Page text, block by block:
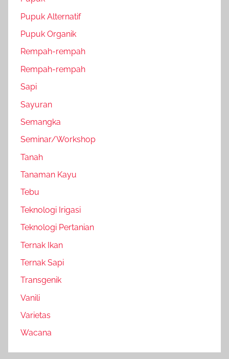
Pupuk Alternatif
Pupuk Organik
Rempah-rempah
Rempah-rempah
Sapi
Sayuran
Semangka
Seminar/Workshop
Tanah
Tanaman Kayu
Tebu
Teknologi Irigasi
Teknologi Pertanian
Ternak Ikan
Ternak Sapi
Transgenik
Vanili
Varietas
Wacana